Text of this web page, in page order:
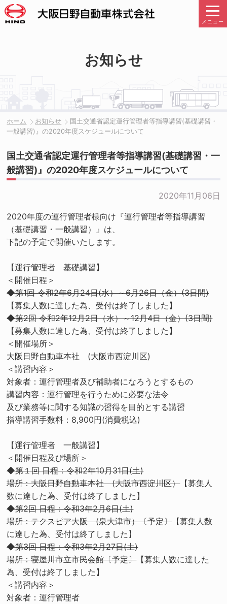
メニュー
お知らせ
ホーム お知らせ
国土交通省認定運行管理者等指導講習(基礎講習・
一般講習)』の2020年度スケジュールについて
国土交通省認定運行管理者等指導講習(基礎講習・一
般講習)』の2020年度スケジュールについて
2020年11月06日
2020年度の運行管理者様向け『運行管理者等指導講習
（基礎講習・一般講習）』は、
下記の予定で開催いたします。
【運行管理者 基礎講習】
＜開催日程＞
◆第1回 令和2年6月24日(水）～6月26日（金）(3日間)
【募集人数に達した為、受付は終了しました】
◆第2回 令和2年12月2日（水）～12月4日（金）(3日間)
【募集人数に達した為、受付は終了しました】
＜開催場所＞
大阪日野自動車本社 (大阪市西淀川区)
＜講習内容＞
対象者：運行管理者及び補助者になろうとするもの
講習内容：運行管理を行うために必要な法令
及び業務等に関する知識の習得を目的とする講習
指導講習手数料：8,900円(消費税込)
【運行管理者 一般講習】
＜開催日程及び場所＞
◆第１回 日程：令和2年10月31日(土)
場所：大阪日野自動車本社 (大阪市西淀川区）【募集人
数に達した為、受付は終了しました】
◆第2回 日程：令和3年2月6日(土)
場所：テクスピア大阪 (泉大津市）〔予定〕【募集人数
に達した為、受付は終了しました】
◆第3回 日程：令和3年2月27日(土)
場所：寝屋川市立市民会館〔予定〕【募集人数に達した
為、受付は終了しました】
＜講習内容＞
対象者：運行管理者